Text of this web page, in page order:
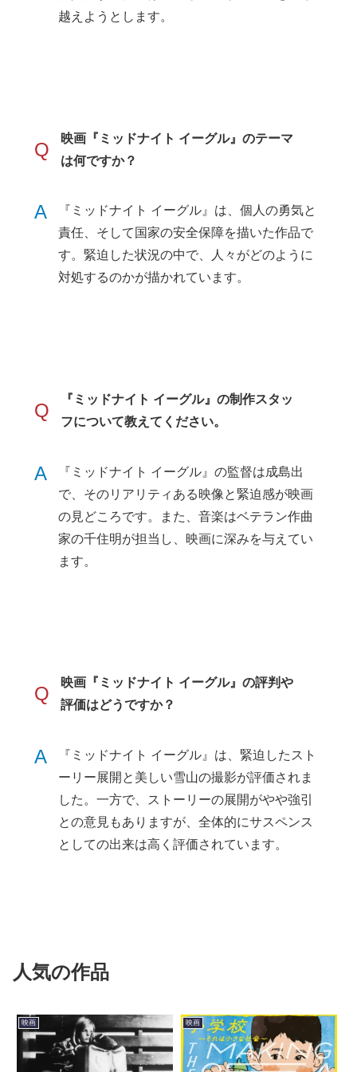
越えようとします。
Q
映画『ミッドナイト イーグル』のテーマ
は何ですか？
A
『ミッドナイト イーグル』は、個人の勇気と
責任、そして国家の安全保障を描いた作品で
す。緊迫した状況の中で、人々がどのように
対処するのかが描かれています。
Q
『ミッドナイト イーグル』の制作スタッ
フについて教えてください。
A
『ミッドナイト イーグル』の監督は成島出
で、そのリアリティある映像と緊迫感が映画
の見どころです。また、音楽はベテラン作曲
家の千住明が担当し、映画に深みを与えてい
ます。
Q
映画『ミッドナイト イーグル』の評判や
評価はどうですか？
A
『ミッドナイト イーグル』は、緊迫したスト
ーリー展開と美しい雪山の撮影が評価されま
した。一方で、ストーリーの展開がやや強引
との意見もありますが、全体的にサスペンス
としての出来は高く評価されています。
人気の作品
映画 映画